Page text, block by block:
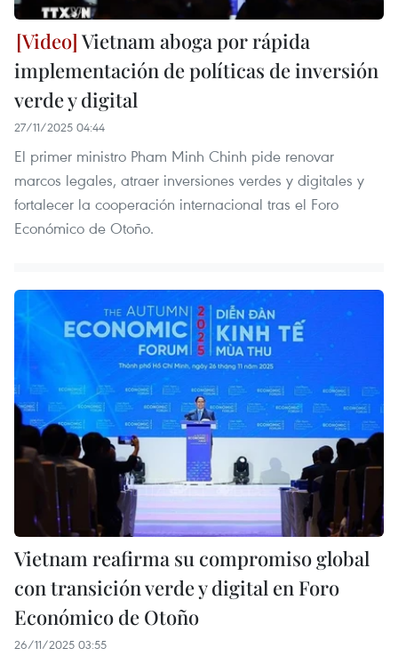
Vietnam aboga por rápida
implementación de políticas de inversión
verde y digital
27/11/2025 04:44
El primer ministro Pham Minh Chinh pide renovar
marcos legales, atraer inversiones verdes y digitales y
fortalecer la cooperación internacional tras el Foro
Económico de Otoño.
Vietnam reafirma su compromiso global
con transición verde y digital en Foro
Económico de Otoño
26/11/2025 03:55